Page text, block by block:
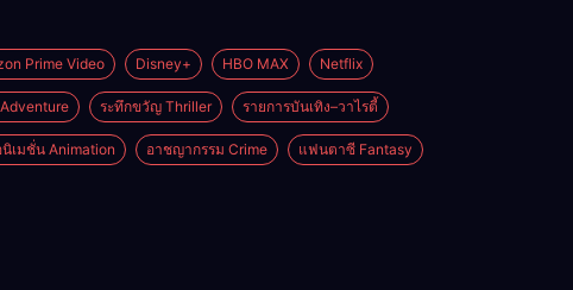
Prime Video Disney+ HBO MAX Netflix
ระทึกขวัญ Thriller รายการบันเทิง–วาไรตี้
นิเมชั่น Animation อาชญากรรม Crime แฟนตาซี Fantasy